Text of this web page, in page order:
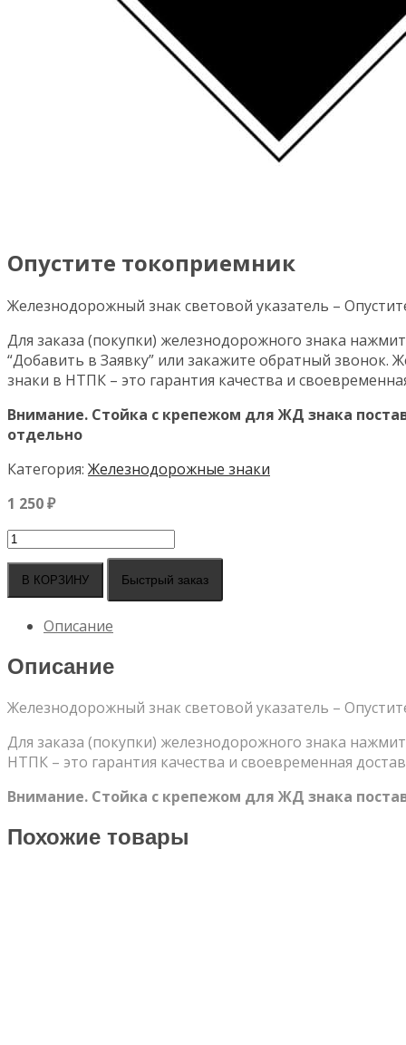
Опустите токоприемник
Железнодорожный знак световой указатель –
Для заказа (покупки) железнодорожного знака
“Добавить в Заявку” или закажите обратный звонок.
знаки в НТПК – это гарантия качества и
Внимание. Стойка с крепежом для ЖД знака
отдельно
Категория: Железнодорожные знаки
1 250₽
Количество
Опустите
токоприемник
В КОРЗИНУ Быстрый заказ
Описание
Описание
Железнодорожный знак световой указатель –
Для заказа (покупки) железнодорожного знака
НТПК – это гарантия качества и своевременная
Внимание. Стойка с крепежом для ЖД знака
Похожие товары